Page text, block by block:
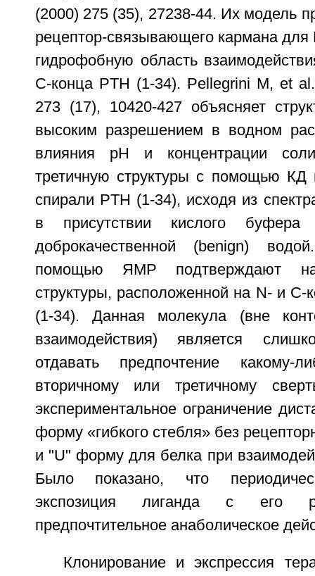
(2000) 275 (35), 27238-44. Их модель
рецептор-связывающего кармана для
гидрофобную область
С-конца PTH (1-34). Pellegrini M, et
273 (17), 10420-427 объясняет
высоким разрешением в водном
влияния рН и концентрации
третичную структуры с помощью
спирали PTH (1-34), исходя из
в присутствии кислого
доброкачественной (benign)
помощью ЯМР подтверждают
структуры, расположенной на N- и C-
(1-34). Данная молекула (вне
взаимодействия) является
отдавать предпочтение какому-
вторичному или третичному
экспериментальное ограничение
форму «гибкого стебля» без
и "U" форму для белка при
Было показано, что
экспозиция лиганда с его
предпочтительное анаболическое
Клонирование и экспрессия